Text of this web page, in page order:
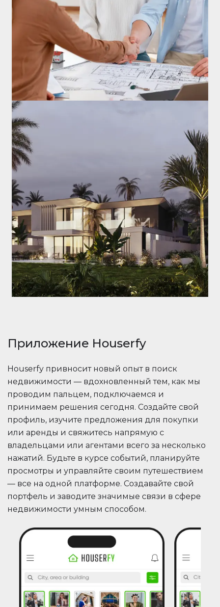
Приложение Houserfy
Houserfy привносит новый опыт в поиск
недвижимости — вдохновленный тем, как мы
проводим пальцем, подключаемся и
принимаем решения сегодня. Создайте свой
профиль, изучите предложения для покупки
или аренды и свяжитесь напрямую с
владельцами или агентами всего за несколько
нажатий. Будьте в курсе событий, планируйте
просмотры и управляйте своим путешествием
— все на одной платформе. Создавайте свой
портфель и заводите значимые связи в сфере
недвижимости умным способом.